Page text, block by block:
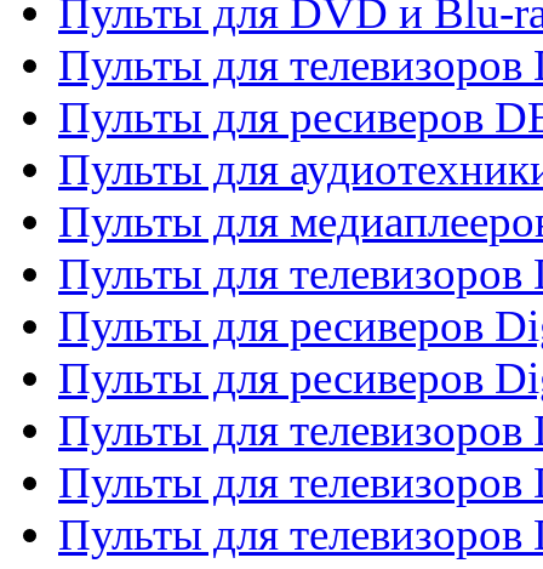
Пульты для DVD и Blu-
Пульты для телевизоров
Пульты для ресиверов
Пульты для
Пульты для
Пульты для телевизоров
Пульты для ресиверов
Пульты для ресиверов
Пульты для
Пульты для
Пульты для телевизоров